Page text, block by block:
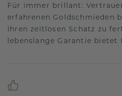
Für immer brillant:
erfahrenen Goldschmieden
Ihren zeitlosen Schatz zu
lebenslange Garantie bietet